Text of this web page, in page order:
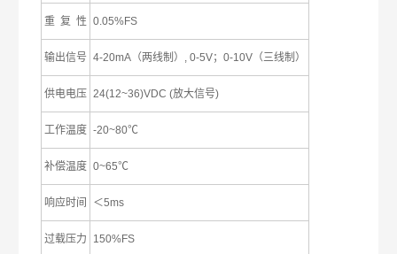
重 复 性 0.05%FS
输出信号 4-20mA（两线制）, 0-5V；0-10V（三线制）
供电电压 24(12~36)VDC (放大信号)
工作温度 -20~80℃
补偿温度 0~65℃
响应时间 ＜5ms
过载压力 150%FS